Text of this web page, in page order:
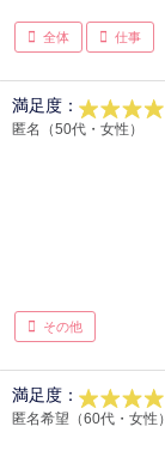
全体 仕事
満足度：
匿名（50代・女性）
その他
満足度：
匿名希望（60代・女性）